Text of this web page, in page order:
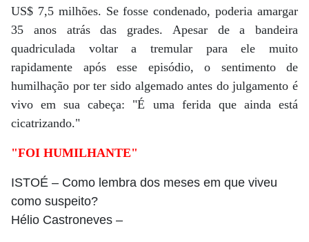
US$ 7,5 milhões. Se fosse condenado, poderia amargar
35 anos atrás das grades. Apesar de a bandeira
quadriculada voltar a tremular para ele muito
rapidamente após esse episódio, o sentimento de
humilhação por ter sido algemado antes do julgamento é
vivo em sua cabeça: "É uma ferida que ainda está
cicatrizando."
"FOI HUMILHANTE"
ISTOÉ – Como lembra dos meses em que viveu
como suspeito?
Hélio Castroneves –